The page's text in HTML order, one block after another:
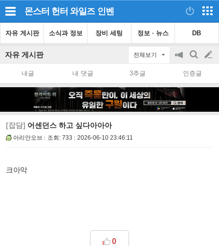
몬스터 헌터 와일즈 인벤
자유 게시판 소식과 정보 장비 세팅 정보 · 뉴스 DB
자유 게시판 전체보기
공
on/off
검
색
글
쓰
내글 내 댓글 3추글 인증글
[잡담] 어센던스 하고 싶다아아아
아리안오브 조회: 733 2026-06-10 23:46:11
크아악
0